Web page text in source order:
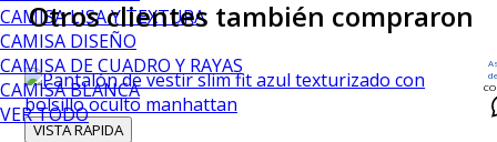
CAMISA LISA Y TEXTURA
CAMISA DISEÑO
CAMISA DE CUADRO Y RAYAS
CAMISA BLANCA
VER TODO
Otros clientes también compraron
VISTA RAPIDA
de